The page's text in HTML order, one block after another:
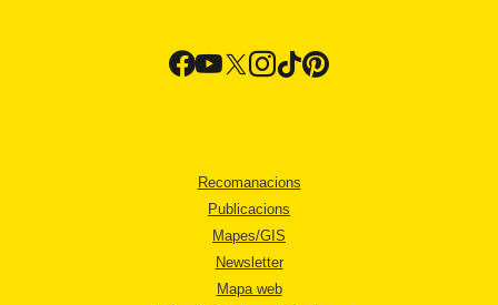
Recomanacions
Publicacions
Mapes/GIS
Newsletter
Mapa web